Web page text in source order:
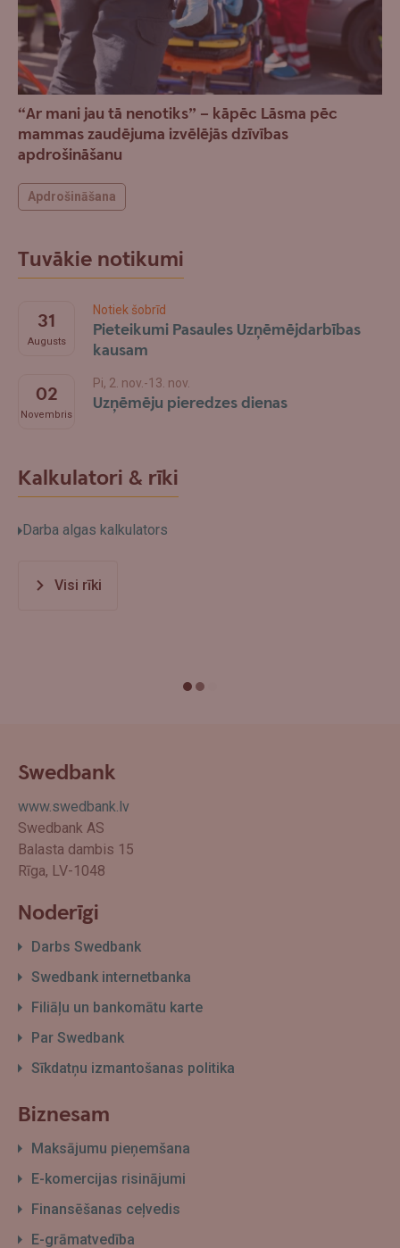
“Ar mani jau tā nenotiks” – kāpēc Lāsma pēc
mammas zaudējuma izvēlējās dzīvības
apdrošināšanu
Apdrošināšana
Tuvākie notikumi
31
Augusts
Notiek šobrīd
Pieteikumi Pasaules Uzņēmējdarbības
kausam
02
Novembris
Pi, 2. nov.-13. nov.
Uzņēmēju pieredzes dienas
Kalkulatori & rīki
Darba algas kalkulators
Visi rīki
Swedbank
www.swedbank.lv
Swedbank AS
Balasta dambis 15
Rīga, LV-1048
Noderīgi
Darbs Swedbank
Swedbank internetbanka
Filiāļu un bankomātu karte
Par Swedbank
Sīkdatņu izmantošanas politika
Biznesam
Maksājumu pieņemšana
E-komercijas risinājumi
Finansēšanas ceļvedis
E-grāmatvedība